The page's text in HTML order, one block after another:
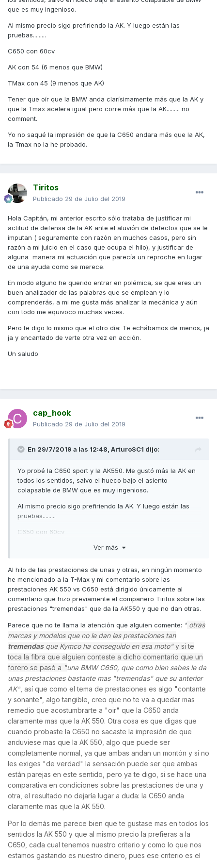
dado problemas y por lo tanto están encantados con ella,
que es muy ingenioso.
Al mismo precio sigo prefiriendo la AK. Y luego están las
pruebas.........
C650 con 60cv
AK con 54 (6 menos que BMW)
TMax con 45 (9 menos que AK)
Tener que oír que la BMW anda clarísimamente más que la AK y
que la Tmax acelera igual pero corre más que la AK......... no
comment.
Yo no saqué la impresión de que la C650 andara más que la AK,
la Tmax no la he probado.
Tiritos
Publicado 29 de Julio del 2019
Hola Capitán, mi anterior escrito sólo trataba de justificar mi
actitud de defensa de la AK ante el aluvión de defectos que se le
imputan ( seguramente con razón en muchos casos, pero sin
razón a mi juicio en el caso que ocupa el hilo), y justificar de
alguna manera mi actuación que parecía un reproche en lugar
de una ayuda como se merece.
En modo alguno he querido entrar en polémica, se que eres un
buen analizador de las palabras que se emplean y lo
comprenderás, a mi me gusta más analizar la mecánica y aún
con todo me equivoco muchas veces.
Pero te digo lo mismo que el otro día: Te echábamos de menos, ja
ja y encantado de verte otra vez en acción.
Un saludo
cap_hook
Publicado 29 de Julio del 2019
En 29/7/2019 a las 12:48, ArturoSC1 dijo:
Yo probé la C650 sport y la AK550. Me gustó más la AK en
todos los sentidos, salvo el hueco bajo el asiento
colapsable de BMW que es muy ingenioso.
Al mismo precio sigo prefiriendo la AK. Y luego están las
pruebas.........
C650 con 60cv
AK con 54 (6 menos que BMW)
Tener que oír que la BMW anda clarísimamente más que la
AK y que la Tmax acelera igual pero corre más que la
AK......... no comment.
la AK, la Tmax no la he probado.
Ver más
Al hilo de las prestaciones de unas y otras, en ningún momento
he mencionado a la T-Max y mi comentario sobre las
prestaciones AK 550 vs C650 está dirigido únicamente al
comentario que hizo previamente el compañero Tiritos sobre las
prestaciones "tremendas" que da la AK550 y que no dan otras.
Parece que no te llama la atención que alguien comente: " otras
marcas y modelos que no le dan las prestaciones tan
tremendasque Kymco ha conseguido en esa moto"y si te
toca la fibra que alguien conteste a dicho comentario que un
forero se pasó a "una BMW C650, que como bien sabes le da
unas prestaciones bastante mas "tremendas" que su anterior
AK" , así que como el tema de prestaciones es algo "contante
y sonante", algo tangible, creo que no te va a quedar mas
remedio que acostumbrarte a "oir" que la C650 anda
claramente mas que la AK 550. Otra cosa es que digas que
cuando probaste la C650 no sacaste la impresión de que
anduviese mas que la AK 550, algo que puede ser
completamente normal, ya que ambas andan un montón y si no
les exiges "de verdad" la sensación puede ser que ambas
están parejas en este sentido, pero ya te digo, si se hace una
comparativa en condiciones sobre las prestaciones de una y
otra, el resultado no dejaría lugar a duda: la C650 anda
claramente mas que la AK 550.
Por lo demás me parece bien que te gustase mas en todos los
sentidos la AK 550 y que al mismo precio la prefieras a la
C650, cada cual tenemos nuestro criterio y como lo que nos
estamos gastando es nuestro dinero, pues ese criterio es el